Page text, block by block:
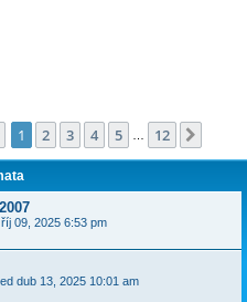
Stránka z 12
1 2 3 4 5 12
09, 2025 6:53 pm
dub 13, 2025 10:01 am